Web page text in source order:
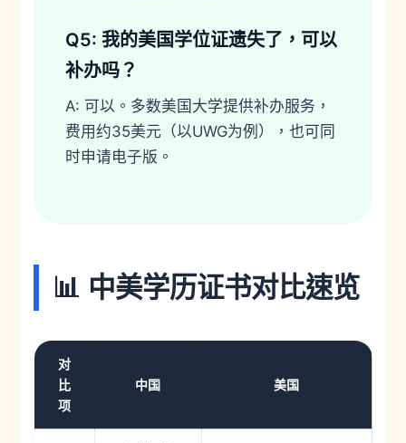
Q5: 我的美国学位证遗失了，可以
补办吗？
A: 可以。多数美国大学提供补办服务，
费用约35美元（以UWG为例），也可同
时申请电子版。
📊 中美学历证书对比速览
对
比
项
中国 美国